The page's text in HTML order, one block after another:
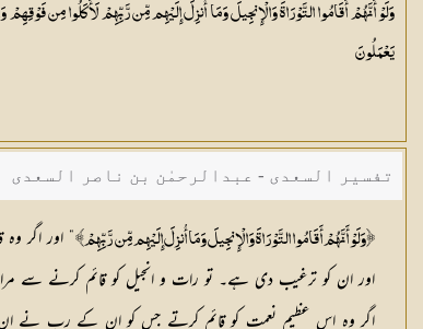
وَلَوْ أَنَّهُمْ أَقَامُوا التَّوْرَاةَ وَالْإِنجِيلَ وَمَا أُنزِلَ إِلَيْهِم مِّن رَّبِّهِمْ لَأَكَلُوا مِن
يَعْمَلُونَ
تفسیر السعدی - عبدالرحمٰن بن ناصر السعدی
﴿وَلَوْ أَنَّهُمْ أَقَامُوا التَّوْرَاةَ وَالْإِنجِيلَ وَمَا أُنزِلَ إِلَيْهِم مِّن رَّبِّهِمْ﴾” اور اگر
اور ان کو ترغیب دی ہے۔ تو رات و انجیل کو قائم کرنے سے مراد
اگر وہ اس عظیم نعمت کو قائم کرتے جس کو ان کے رب نے ان